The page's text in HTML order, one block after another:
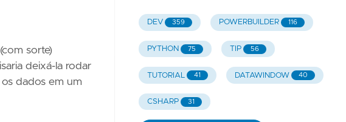
sorte)
deixá-la rodar
dados em um
DEV 359 POWERBUILDER 116
PYTHON 75 TIP 56
TUTORIAL 41 DATAWINDOW 40
CSHARP 31